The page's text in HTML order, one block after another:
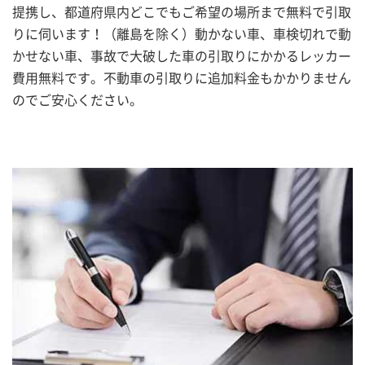
提携し、都道府県内どこでもご希望の場所まで無料で引取
りに伺います！（離島を除く）動かない車、車検切れで動
かせない車、事故で大破した車の引取りにかかるレッカー
費用無料です。不動車の引取りに追加料金もかかりません
のでご安心ください。